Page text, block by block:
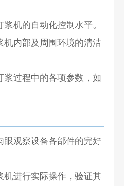
机的自动化控制水平。
机内部及周围环境的清洁
浆过程中的各项参数，如
眼观察设备各部件的完好
机进行实际操作，验证其